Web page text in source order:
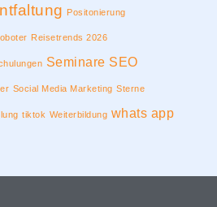
Positonierung
Reisetrends 2026
Seminare SEO
Social Media Marketing Sterne
tiktok Weiterbildung whats app